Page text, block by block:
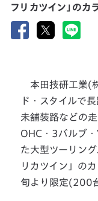
フリカツイン」のカ
本田技研工業(
ド・スタイルで
未舗装路などの
OHC・3バルブ
た大型ツーリン
リカツイン」の
旬より限定(200